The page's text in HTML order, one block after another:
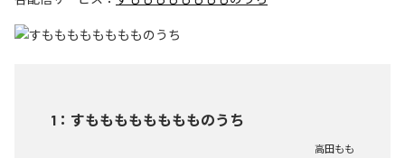
1 ： すもももももももものうち
高田もも